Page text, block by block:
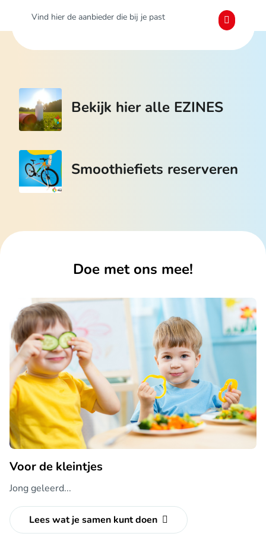
Vind hier de aanbieder die bij je past
Bekijk hier alle EZINES
Smoothiefiets reserveren
Doe met ons mee!
Voor de kleintjes
Jong geleerd...
Lees wat je samen kunt doen